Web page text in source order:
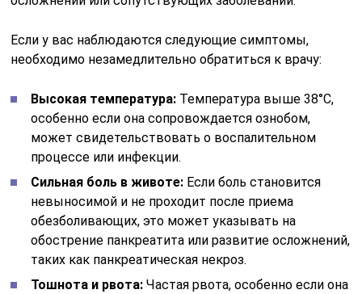
Если у вас наблюдаются следующие симптомы,
необходимо незамедлительно обратиться к врачу:
Высокая температура: Температура выше 38°C,
особенно если она сопровождается ознобом,
может свидетельствовать о воспалительном
процессе или инфекции.
Сильная боль в животе: Если боль становится
невыносимой и не проходит после приема
обезболивающих, это может указывать на
обострение панкреатита или развитие осложнений,
таких как панкреатическая некроз.
Тошнота и рвота: Частая рвота, особенно если она